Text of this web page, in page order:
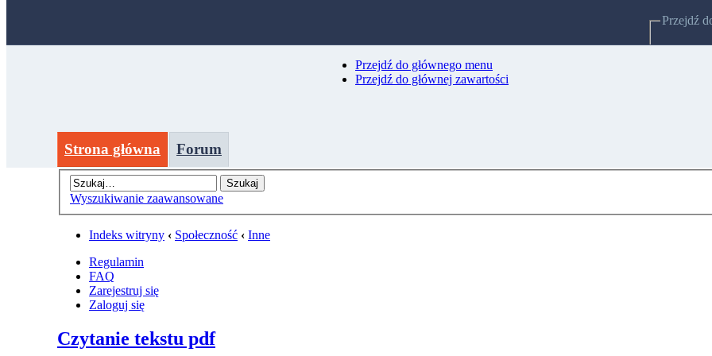
Przejdź do głównego menu
Przejdź do głównej zawartości
Strona główna Forum
Wyszukiwanie zaawansowane
Indeks witryny ‹ Społeczność ‹ Inne
Regulamin
FAQ
Zarejestruj się
Zaloguj się
Czytanie tekstu pdf
Przejdź